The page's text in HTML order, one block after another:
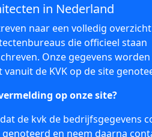
in Nederland
naar een volledig
die officieel staan
Onze gegevens
vanuit de KVK op de site
op onze site?
de kvk de bedrijfsgegevens
en neem daarna